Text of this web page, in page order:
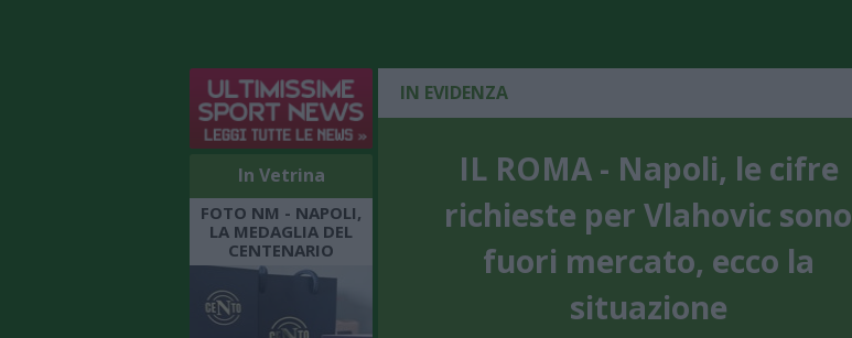
In Vetrina
FOTO NM - NAPOLI,
LA MEDAGLIA DEL
CENTENARIO
IN EVIDENZA
IL ROMA - Napoli, le cifre
richieste per Vlahovic sono
fuori mercato, ecco la
situazione